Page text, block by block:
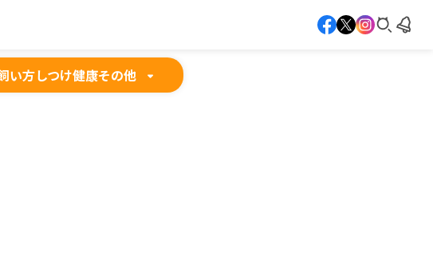
い方しつけ健康その他